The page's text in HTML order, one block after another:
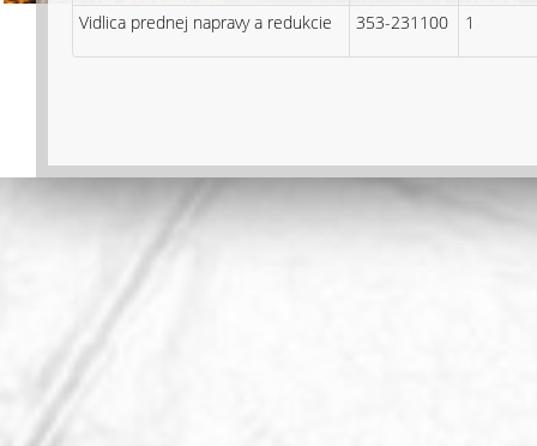
Vidlica prednej napravy a redukcie
353-231100 1